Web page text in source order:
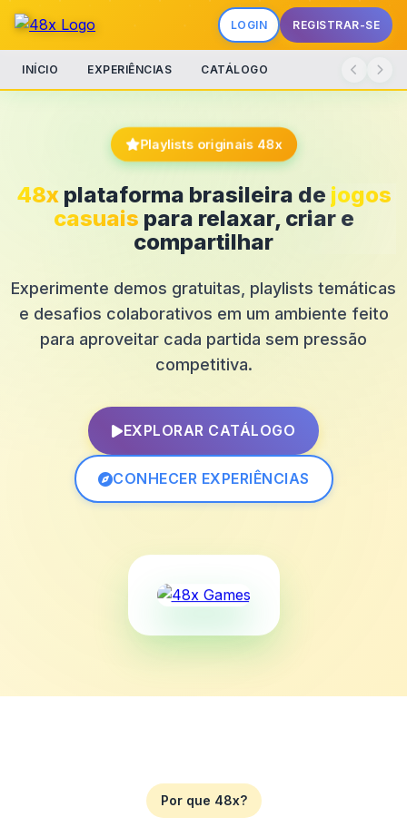
LOGIN REGISTRAR-SE
INÍCIO EXPERIÊNCIAS CATÁLOGO
Playlists originais 48x
48xplataforma brasileira de jogos
casuais para relaxar, criar e
compartilhar
Experimente demos gratuitas, playlists temáticas
e desafios colaborativos em um ambiente feito
para aproveitar cada partida sem pressão
competitiva.
EXPLORAR CATÁLOGO
CONHECER EXPERIÊNCIAS
Por que 48x?